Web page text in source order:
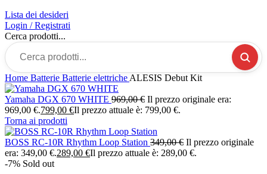
Lista dei desideri
Login / Registrati
Cerca prodotti...
Home Batterie Batterie elettriche ALESIS Debut Kit
Yamaha DGX 670 WHITE 969,00€ Il prezzo originale era:
969,00 €.799,00 €Il prezzo attuale è: 799,00 €.
Torna ai prodotti
BOSS RC-10R Rhythm Loop Station 349,00€ Il prezzo originale
era: 349,00 €.289,00 €Il prezzo attuale è: 289,00 €.
-7% Sold out